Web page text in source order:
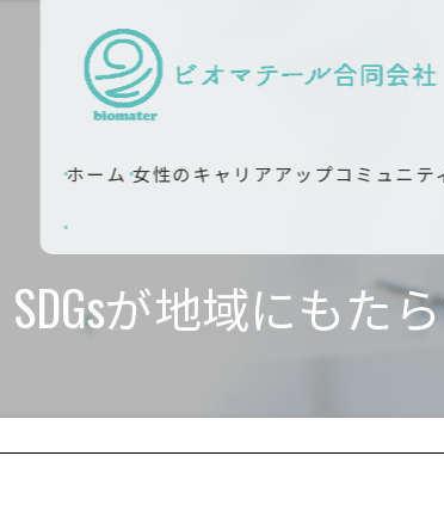
ホーム 女性のキャリアアップコミュニテ
SDGsが地域にもた